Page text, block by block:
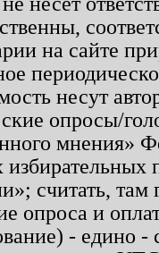
на сайте
несут
опросы/
мнения»
считать, там
опроса и
- едино -